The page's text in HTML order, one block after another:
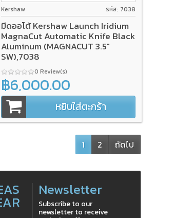
Kershaw รหัส: 7038
มีดออโต้ Kershaw Launch Iridium
MagnaCut Automatic Knife Black
Aluminum (MAGNACUT 3.5"
SW),7038
0 Review(s)
฿6,000.00
หยิบใส่ตะกร้า
1 2 ถัดไป
Newsletter
Subscribe to our
newsletter to receive